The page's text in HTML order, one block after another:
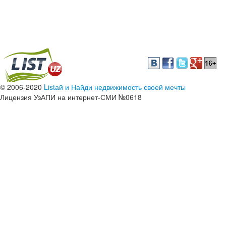
© 2006-2020 Listай и Найди недвижимость своей мечты
Лицензия УзАПИ на интернет-СМИ №0618